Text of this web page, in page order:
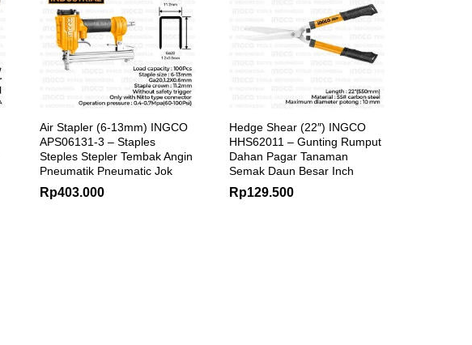
Air Stapler (6-13mm) INGCO
APS06131-3 – Staples
Steples Stepler Tembak Angin
Pneumatik Pneumatic Jok
Rp403.000
Hedge Shear (22″) INGCO
HHS62011 – Gunting Rumput
Dahan Pagar Tanaman
Semak Daun Besar Inch
Rp129.500